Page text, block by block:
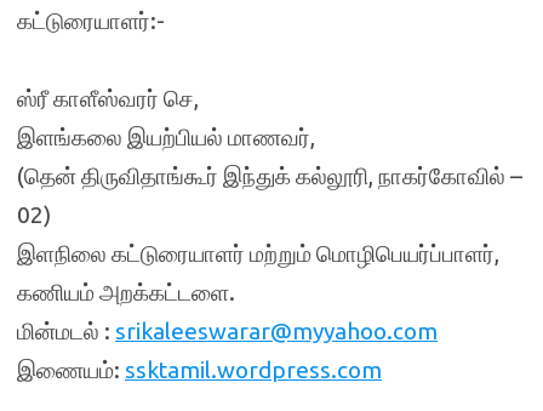
கட்டுரையாளர்:-
ஸ்ரீ காளீஸ்வரர் செ,
இளங்கலை இயற்பியல் மாணவர்,
(தென் திருவிதாங்கூர் இந்துக் கல்லூரி, நாகர்கோவில் –
02)
இளநிலை கட்டுரையாளர் மற்றும் மொழிபெயர்ப்பாளர்,
கணியம் அறக்கட்டளை.
மின்மடல் : srikaleeswarar@myyahoo.com
இணையம்: ssktamil.wordpress.com